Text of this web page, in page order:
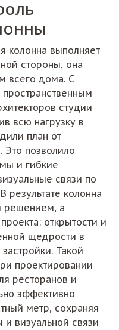
колонна выполняет
стороны, она
всего дома. С
студии
всю нагрузку в
план от
Это позволило
и гибкие
связи по
результате колонна
решением, а
открытости и
щедрости в
Такой
проектировании
ресторанов и
эффективно
метр, сохраняя
визуальной связи